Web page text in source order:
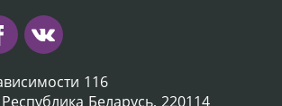
116
Беларусь, 220114